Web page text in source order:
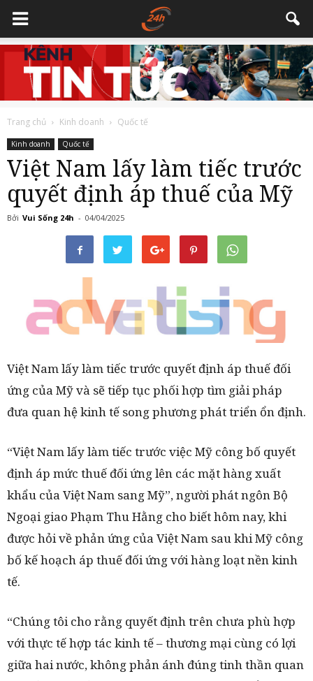
Trang chủ Kinh doanh Quốc tế
Kinh doanh Quốc tế
Việt Nam lấy làm tiếc trước
quyết định áp thuế của Mỹ
Bởi Vui Sống 24h - 04/04/2025
Việt Nam lấy làm tiếc trước quyết định áp thuế đối
ứng của Mỹ và sẽ tiếp tục phối hợp tìm giải pháp
đưa quan hệ kinh tế song phương phát triển ổn định.
“Việt Nam lấy làm tiếc trước việc Mỹ công bố quyết
định áp mức thuế đối ứng lên các mặt hàng xuất
khẩu của Việt Nam sang Mỹ”, người phát ngôn Bộ
Ngoại giao Phạm Thu Hằng cho biết hôm nay, khi
được hỏi về phản ứng của Việt Nam sau khi Mỹ công
bố kế hoạch áp thuế đối ứng với hàng loạt nền kinh
tế.
“Chúng tôi cho rằng quyết định trên chưa phù hợp
với thực tế hợp tác kinh tế – thương mại cùng có lợi
giữa hai nước, không phản ánh đúng tinh thần quan